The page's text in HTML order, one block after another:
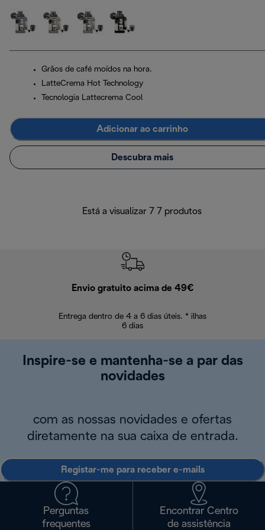
Grãos de café moídos na hora.
LatteCrema Hot Technology
Tecnologia Lattecrema Cool
Adicionar ao carrinho
Descubra mais
Está a visualizar 7 7 produtos
Envio gratuito acima de 49€
Entrega dentro de 4 a 6 dias úteis. * ilhas
6 dias
Inspire-se e mantenha-se a par das
novidades
com as nossas novidades e ofertas
diretamente na sua caixa de entrada.
Registar-me para receber e-mails
Perguntas
frequentes
Encontrar Centro
de assistência